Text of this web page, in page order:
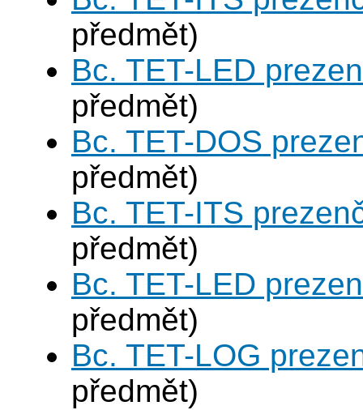
předmět)
Bc. TET-LED
předmět)
Bc. TET-DOS
předmět)
Bc. TET-ITS
předmět)
Bc. TET-LED
předmět)
Bc. TET-LOG
předmět)